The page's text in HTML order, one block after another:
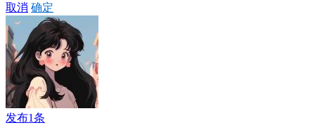
取消 确定
发布1条